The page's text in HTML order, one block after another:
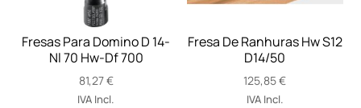
Fresas Para Domino D 14-
Nl 70 Hw-Df 700
81,27€
IVA Incl.
Fresa De Ranhuras Hw S12
D14/50
125,85€
IVA Incl.